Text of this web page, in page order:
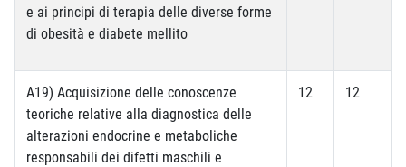
e ai principi di terapia delle diverse forme
di obesità e diabete mellito
A19) Acquisizione delle conoscenze
teoriche relative alla diagnostica delle
alterazioni endocrine e metaboliche
responsabili dei difetti maschili e
12 12